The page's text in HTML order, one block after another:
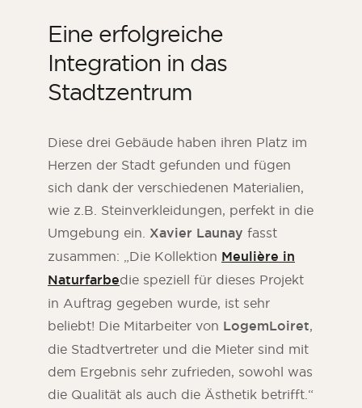
Eine erfolgreiche
Integration in das
Stadtzentrum
Diese drei Gebäude haben ihren Platz im
Herzen der Stadt gefunden und fügen
sich dank der verschiedenen Materialien,
wie z.B. Steinverkleidungen, perfekt in die
Umgebung ein. Xavier Launay fasst
zusammen: „Die Kollektion Meulière in
Naturfarbedie speziell für dieses Projekt
in Auftrag gegeben wurde, ist sehr
beliebt! Die Mitarbeiter von LogemLoiret,
die Stadtvertreter und die Mieter sind mit
dem Ergebnis sehr zufrieden, sowohl was
die Qualität als auch die Ästhetik betrifft.“